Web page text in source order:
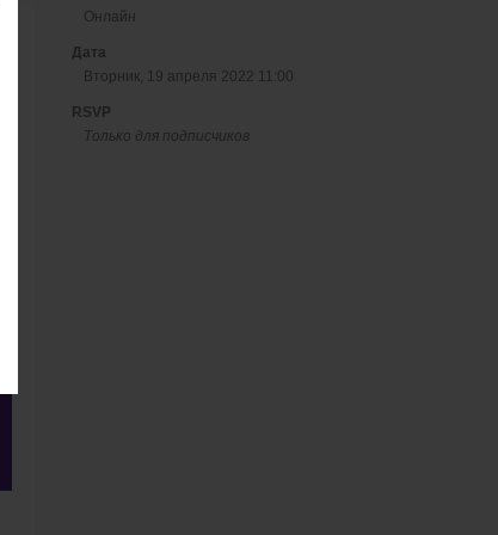
Онлайн
Дата
Вторник, 19 апреля 2022 11:00
RSVP
Только для подписчиков